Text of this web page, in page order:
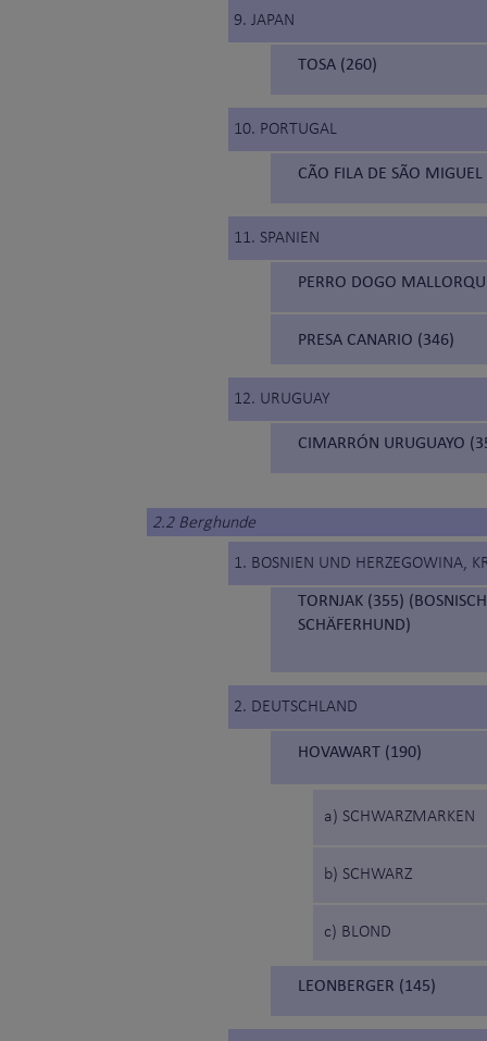
9. JAPAN
TOSA (260)
10. PORTUGAL
CÃO FILA DE SÃO
11. SPANIEN
PERRO DOGO
PRESA CANARIO (346)
12. URUGUAY
CIMARRÓN URUGUAYO
2.2 Berghunde
1. BOSNIEN UND HERZEGOWINA,
TORNJAK (355)
SCHÄFERHUND)
2. DEUTSCHLAND
HOVAWART (190)
a) SCHWARZMARKEN
b) SCHWARZ
c) BLOND
LEONBERGER (145)